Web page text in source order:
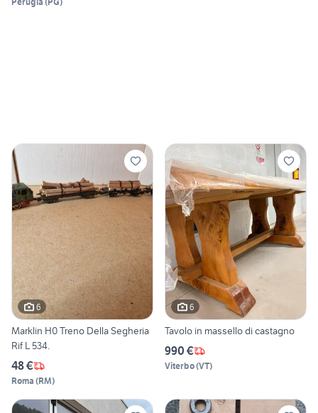
6
Marklin H0 Treno Della Segheria
Rif L 534.
48 €
Roma (RM)
6
Tavolo in massello di castagno
990 €
Viterbo(VT)